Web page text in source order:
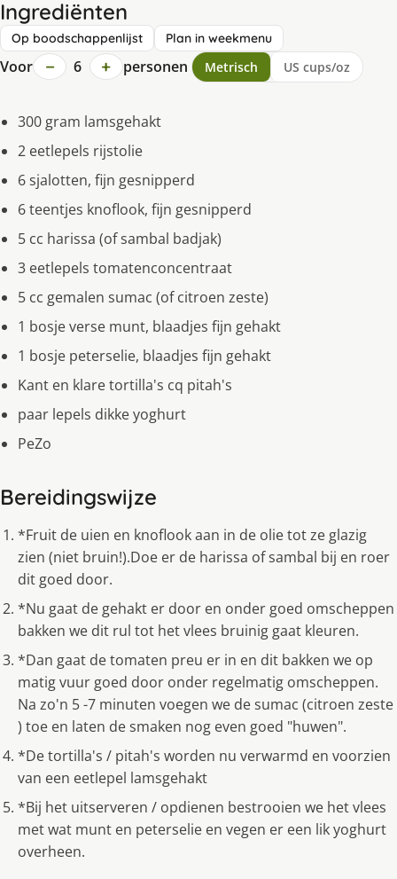
Ingrediënten
Op boodschappenlijst Plan in weekmenu
Voor − 6 + personen Metrisch US cups/oz
300 gram lamsgehakt
2 eetlepels rijstolie
6 sjalotten, fijn gesnipperd
6 teentjes knoflook, fijn gesnipperd
5 cc harissa (of sambal badjak)
3 eetlepels tomatenconcentraat
5 cc gemalen sumac (of citroen zeste)
1 bosje verse munt, blaadjes fijn gehakt
1 bosje peterselie, blaadjes fijn gehakt
Kant en klare tortilla's cq pitah's
paar lepels dikke yoghurt
PeZo
Bereidingswijze
*Fruit de uien en knoflook aan in de olie tot ze glazig
zien (niet bruin!).Doe er de harissa of sambal bij en roer
dit goed door.
*Nu gaat de gehakt er door en onder goed omscheppen
bakken we dit rul tot het vlees bruinig gaat kleuren.
*Dan gaat de tomaten preu er in en dit bakken we op
matig vuur goed door onder regelmatig omscheppen.
Na zo'n 5 -7 minuten voegen we de sumac (citroen zeste
) toe en laten de smaken nog even goed "huwen".
*De tortilla's / pitah's worden nu verwarmd en voorzien
van een eetlepel lamsgehakt
*Bij het uitserveren / opdienen bestrooien we het vlees
met wat munt en peterselie en vegen er een lik yoghurt
overheen.